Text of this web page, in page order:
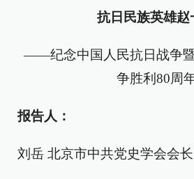
抗日民族英雄赵
——纪念中国人民抗日战争
争胜利80周
报告人：
刘岳 北京市中共党史学会会长